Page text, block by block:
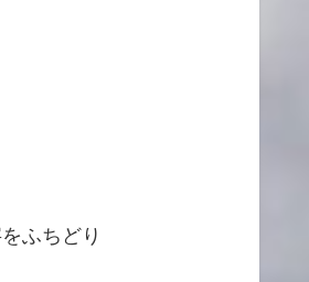
ふちどり